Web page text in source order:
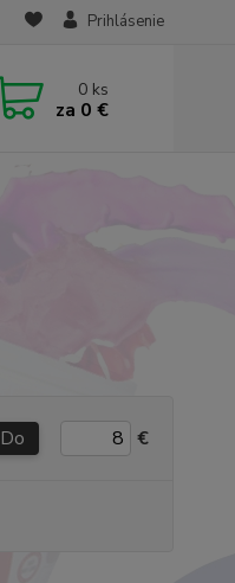
Prihlásenie
0 ks
za 0 €
Do €